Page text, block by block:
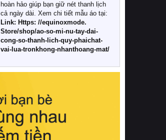
Khác với các dòng sản phẩm thông
thường, những bộ chăn ga gối đệm
cao cấp trải qua quy trình sản xuất
nghiêm ngặt từ khâu chọn lọc nguyên
liệu tự nhiên đến công nghệ dệt
nhuộm hiện đại không chứa hóa chất
này, bạn sẽ cảm nhận rõ rệt sự khác
hồi chuẩn xác của phần đệm nâng đỡ
cột sống.
Bên cạnh đó, việc lựa chọn các dòng
sản phẩm đạt chuẩn chất lượng quốc
hoàn hảo giúp bạn giữ nét thanh lịch
cả ngày dài. Xem chi tiết mẫu áo tại:
Link: Https: //equinoxmode.
Store/shop/ao-so-mi-nu-tay-dai-
cong-so-thanh-lich-quy-phaichat-
vai-lua-tronkhong-nhanthoang-mat/